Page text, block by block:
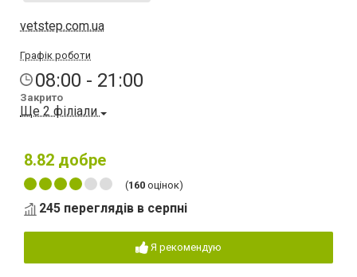
vetstep.com.ua
Графік роботи
08:00 - 21:00
Закрито
Ще 2 філіали
8.82 добре
(160 оцінок)
245 переглядів в серпні
Я рекомендую